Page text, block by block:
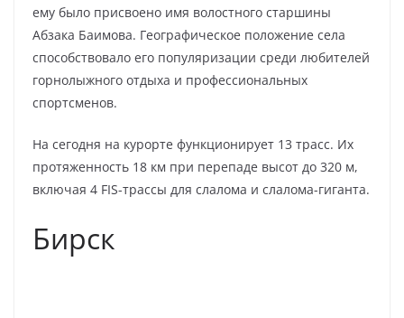
ему было присвоено имя волостного старшины
Абзака Баимова. Географическое положение села
способствовало его популяризации среди любителей
горнолыжного отдыха и профессиональных
спортсменов.
На сегодня на курорте функционирует 13 трасс. Их
протяженность 18 км при перепаде высот до 320 м,
включая 4 FIS-трассы для слалома и слалома-гиганта.
Бирск